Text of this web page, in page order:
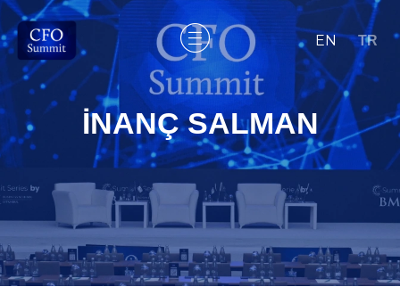
EN TR
İNANÇ SALMAN